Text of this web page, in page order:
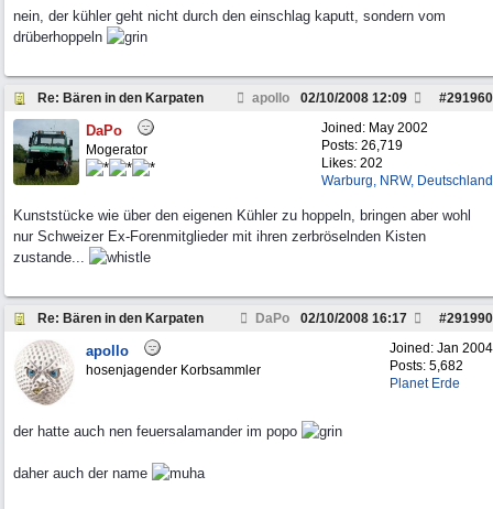
nein, der kühler geht nicht durch den einschlag kaputt, sondern vom
drüberhoppeln
Re: Bären in den Karpaten apollo #291960
02/10/2008 12:09
Joined: May 2002
Posts: 26,719
Likes: 202
Warburg, NRW, Deutschland
DaPo
Mogerator
Kunststücke wie über den eigenen Kühler zu hoppeln, bringen aber wohl
nur Schweizer Ex-Forenmitglieder mit ihren zerbröselnden Kisten
zustande...
Re: Bären in den Karpaten DaPo #291990
02/10/2008 16:17
Joined: Jan 2004
Posts: 5,682
Planet Erde
apollo
hosenjagender Korbsammler
der hatte auch nen feuersalamander im popo
daher auch der name